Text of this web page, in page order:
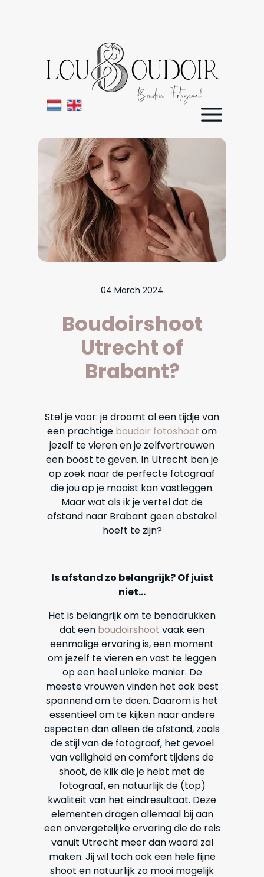
LOU OUDOIR
Boudoir Fotograaf
04 March 2024
Boudoirshoot
Utrecht of
Brabant?
Stel je voor: je droomt al een tijdje van
een prachtige boudoir fotoshoot om
jezelf te vieren en je zelfvertrouwen
een boost te geven. In Utrecht ben je
op zoek naar de perfecte fotograaf
die jou op je mooist kan vastleggen.
Maar wat als ik je vertel dat de
afstand naar Brabant geen obstakel
hoeft te zijn?
Is afstand zo belangrijk? Of juist
niet...
Het is belangrijk om te benadrukken
dat een boudoirshoot vaak een
eenmalige ervaring is, een moment
om jezelf te vieren en vast te leggen
op een heel unieke manier. De
meeste vrouwen vinden het ook best
spannend om te doen. Daarom is het
essentieel om te kijken naar andere
aspecten dan alleen de afstand, zoals
de stijl van de fotograaf, het gevoel
van veiligheid en comfort tijdens de
shoot, de klik die je hebt met de
fotograaf, en natuurlijk de (top)
kwaliteit van het eindresultaat. Deze
elementen dragen allemaal bij aan
een onvergetelijke ervaring die de reis
vanuit Utrecht meer dan waard zal
maken. Jij wil toch ook een hele fijne
shoot en natuurlijk zo mooi mogelijk